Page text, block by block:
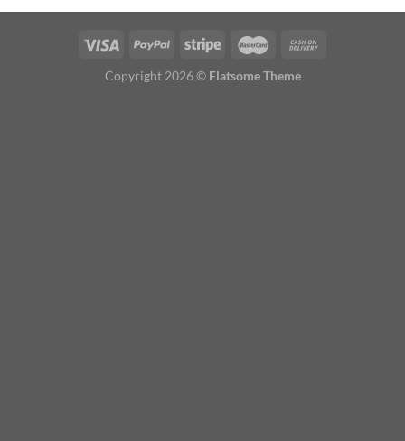
Copyright 2026 © Flatsome Theme